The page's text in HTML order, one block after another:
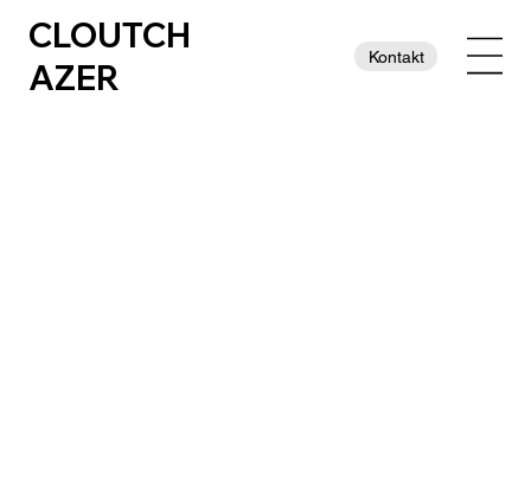
Kontakt
CLOUTCH
AZER